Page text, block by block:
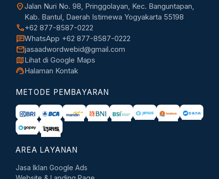
location_onJalan Nuri No. 98, Pringgolayan, Kec. Banguntapan,
Kab. Bantul, Daerah Istimewa Yogyakarta 55198
call+62 877-8587-0222
chatWhatsApp +62 877-8587-0222
mailjasaadwordwebid@gmail.com
mapLihat di Google Maps
support_agentHalaman Kontak
METODE PEMBAYARAN
AREA LAYANAN
Jasa Iklan Google Ads